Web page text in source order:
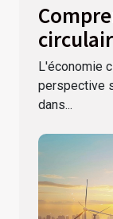
pour
L'économie
perspective
dans...